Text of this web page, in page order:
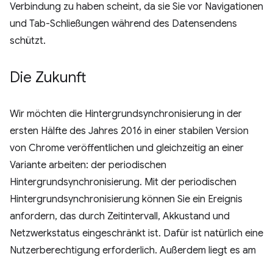
Verbindung zu haben scheint, da sie Sie vor Navigationen
und Tab-Schließungen während des Datensendens
schützt.
Die Zukunft
Wir möchten die Hintergrundsynchronisierung in der
ersten Hälfte des Jahres 2016 in einer stabilen Version
von Chrome veröffentlichen und gleichzeitig an einer
Variante arbeiten: der periodischen
Hintergrundsynchronisierung. Mit der periodischen
Hintergrundsynchronisierung können Sie ein Ereignis
anfordern, das durch Zeitintervall, Akkustand und
Netzwerkstatus eingeschränkt ist. Dafür ist natürlich eine
Nutzerberechtigung erforderlich. Außerdem liegt es am